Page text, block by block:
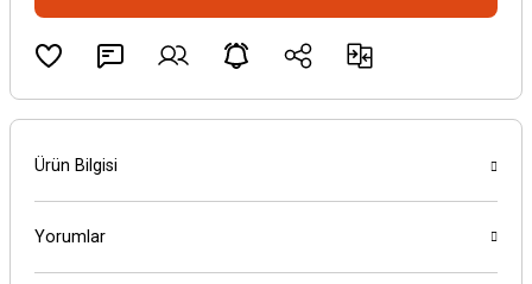
Ürün Bilgisi
Yorumlar